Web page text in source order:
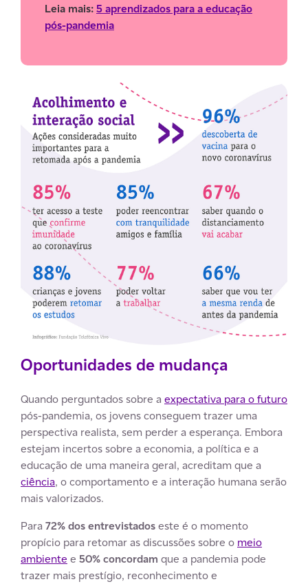
Leia mais:5 aprendizados para a educação
pós-pandemia
Oportunidades de mudança
Quando perguntados sobre a expectativa para o futuro
pós-pandemia, os jovens conseguem trazer uma
perspectiva realista, sem perder a esperança. Embora
estejam incertos sobre a economia, a política e a
educação de uma maneira geral, acreditam que a
ciência, o comportamento e a interação humana serão
mais valorizados.
Para 72% dos entrevistadoseste é o momento
propício para retomar as discussões sobre o meio
ambiente e 50% concordam que a pandemia pode
trazer mais prestígio, reconhecimento e